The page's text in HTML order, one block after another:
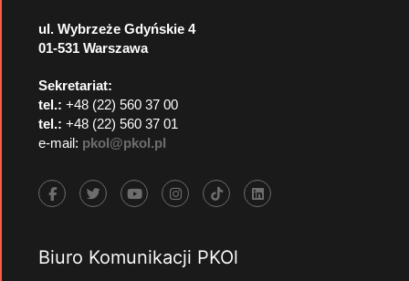
ul. Wybrzeże Gdyńskie 4
01-531 Warszawa
Sekretariat:
tel.: +48 (22) 560 37 00
tel.: +48 (22) 560 37 01
e-mail: pkol@pkol.pl
Biuro Komunikacji PKOl